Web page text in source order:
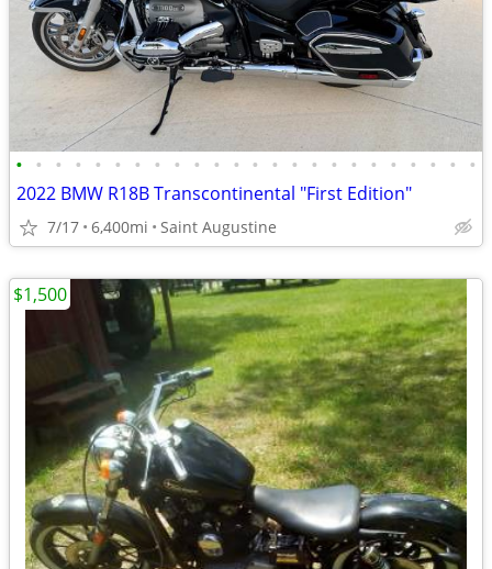
• • • • • • • • • • • • • • • • • • • • • • • •
2022 BMW R18B Transcontinental "First Edition"
7/17 6,400mi Saint Augustine
$1,500